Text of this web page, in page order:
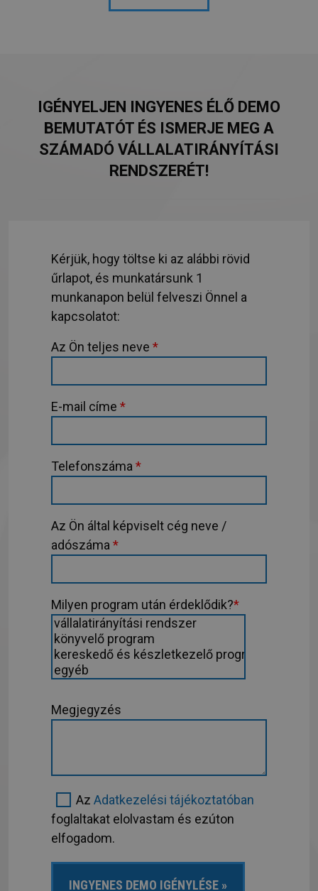
IGÉNYELJEN INGYENES ÉLŐ DEMO
BEMUTATÓT ÉS ISMERJE MEG A
SZÁMADÓ VÁLLALATIRÁNYÍTÁSI
RENDSZERÉT!
Kérjük, hogy töltse ki az alábbi rövid
űrlapot, és munkatársunk 1
munkanapon belül felveszi Önnel a
kapcsolatot:
Az Ön teljes neve *
E-mail címe *
Telefonszáma *
Az Ön által képviselt cég neve /
adószáma *
Milyen program után érdeklődik?*
Megjegyzés
Az Adatkezelési tájékoztatóban
foglaltakat elolvastam és ezúton
elfogadom.